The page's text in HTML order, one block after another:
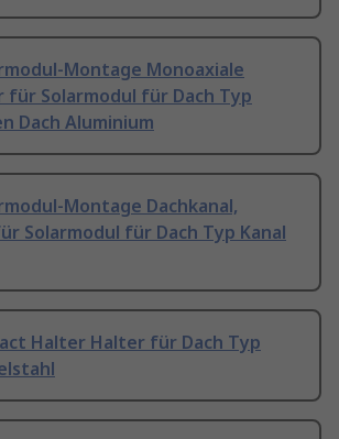
Montage Monoaxiale
Solarmodul für Dach Typ
Dach Aluminium
Montage Dachkanal,
Solarmodul für Dach Typ Kanal
Halter Halter für Dach Typ